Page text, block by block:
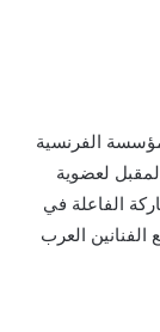
الفرنسية
لعضوية
الفاعلة في
العرب